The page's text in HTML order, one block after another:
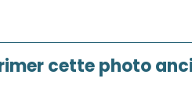
cette photo